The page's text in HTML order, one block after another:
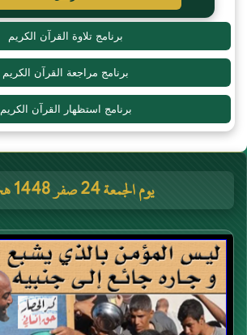
برنامج تلاوة القرآن الكريم
برنامج مراجعة القرآن الكريم
برنامج استظهار القرآن الكريم
يوم الجمعة 24 صفر 1448 هجرية